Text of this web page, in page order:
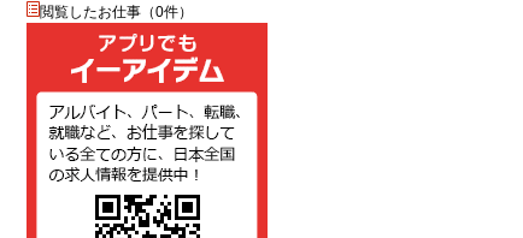
閲覧したお仕事（0件）